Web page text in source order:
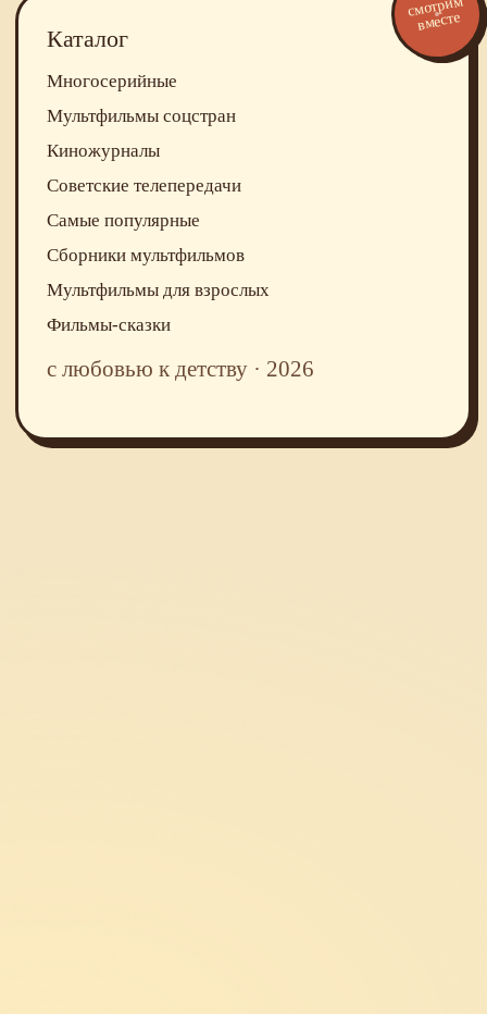
Каталог
Многосерийные
Мультфильмы соцстран
Киножурналы
Советские телепередачи
Самые популярные
Сборники мультфильмов
Мультфильмы для взрослых
Фильмы-сказки
с любовью к детству · 2026
смотрим
вместе